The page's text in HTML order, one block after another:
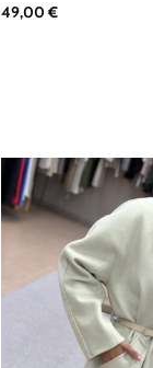
49,00€